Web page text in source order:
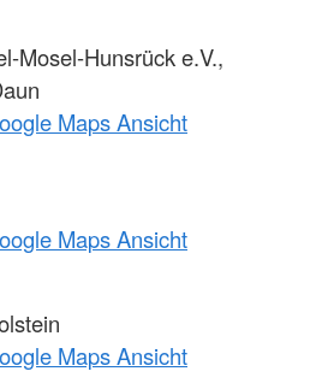
Mosel-Hunsrück e.V.,
Maps Ansicht
Maps Ansicht
Maps Ansicht